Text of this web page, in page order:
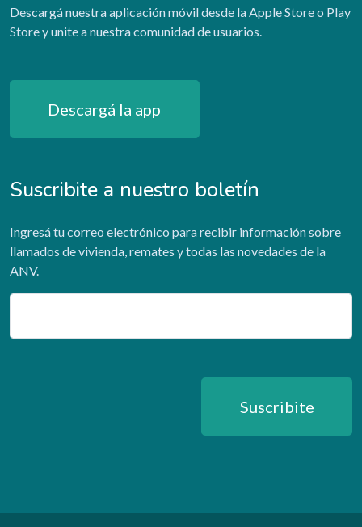
Descargá nuestra aplicación móvil desde la Apple Store o Play
Store y unite a nuestra comunidad de usuarios.
Descargá la app
Suscribite a nuestro boletín
Ingresá tu correo electrónico para recibir información sobre
llamados de vivienda, remates y todas las novedades de la
ANV.
Email
Suscribite